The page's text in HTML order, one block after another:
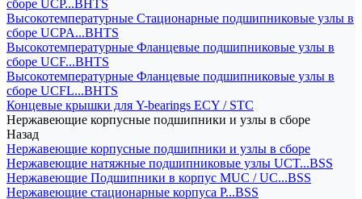
сборе UCP...BHTS
Высокотемпературные Стационарные подшипниковые узлы в
сборе UCPA...BHTS
Высокотемпературные Фланцевые подшипниковые узлы в
сборе UCF...BHTS
Высокотемпературные Фланцевые подшипниковые узлы в
сборе UCFL...BHTS
Концевые крышки для Y-bearings ECY / STC
Нержавеющие корпусные подшипники и узлы в сборе
Назад
Нержавеющие корпусные подшипники и узлы в сборе
Нержавеющие натяжные подшипниковые узлы UCT...BSS
Нержавеющие Подшипники в корпус MUC / UC...BSS
Нержавеющие стационарные корпуса P...BSS